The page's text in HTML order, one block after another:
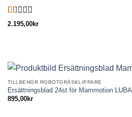
Betygsatt
2.195,00kr
TILLBEHÖR ROBOTGRÄSKLIPPARE
Ersättningsblad 24st för Mammotion LUBA
895,00kr